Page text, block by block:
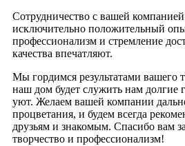
Сотрудничество с вашей
исключительно положительный
профессионализм и стремление
качества впечатляют.
Мы гордимся результатами вашего
наш дом будет служить нам долгие
уют. Желаем вашей компании
процветания, и будем всегда
друзьям и знакомым. Спасибо вам
творчество и профессионализм!